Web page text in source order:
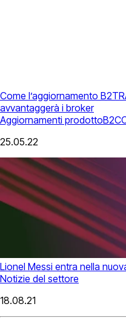
Come l’aggiornamento
avvantaggerà i broker
Aggiornamenti prodotto
25.05.22
Lionel Messi entra nella
Notizie del settore
18.08.21